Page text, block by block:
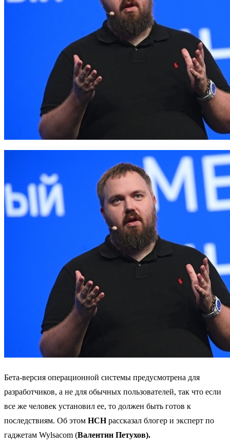
Бета-версия операционной системы предусмотрена для
разработчиков, а не для обычных пользователей, так что если
все же человек установил ее, то должен быть готов к
последствиям. Об этом НСНрассказал блогер и эксперт по
гаджетам Wylsacom (Валентин Петухов).